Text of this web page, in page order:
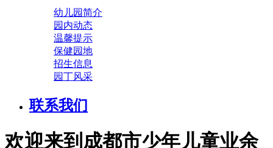
幼儿园简介
园内动态
温馨提示
保健园地
招生信息
园丁风采
联系我们
欢迎来到成都市少年儿童业余